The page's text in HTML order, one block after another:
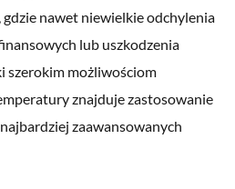
nawet niewielkie odchylenia
lub uszkodzenia
szerokim możliwościom
znajduje zastosowanie
zaawansowanych